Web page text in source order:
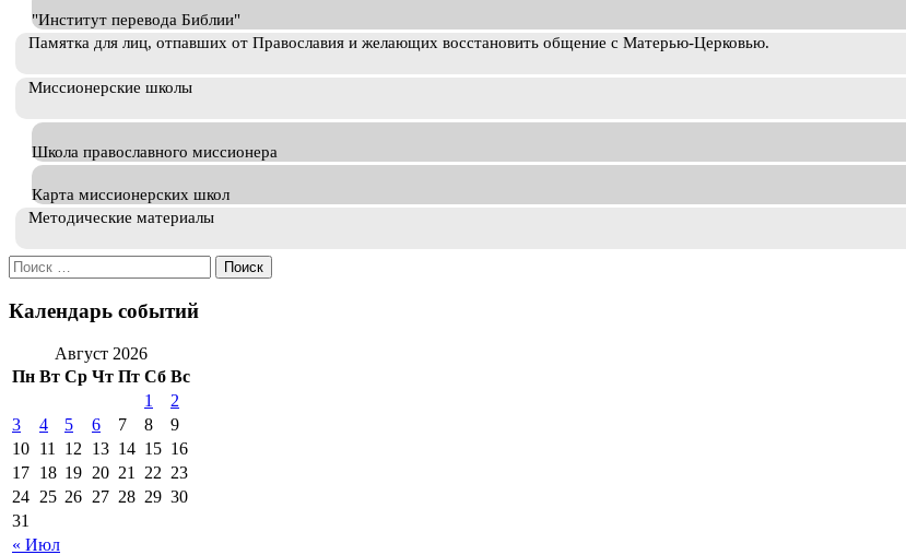
"Институт перевода Библии"
Памятка для лиц, отпавших от Православия и желающих восстановить общение с Матерью-Церковью.
Миссионерские школы
Школа православного миссионера
Карта миссионерских школ
Методические материалы
Искать:
Календарь событий
Август 2026
Пн Вт Ср Чт Пт Сб Вс
« Июл
1
2
3
4 5 6 7 8
9
10 11 12 13 14 15 16
17 18 19 20 21 22 23
24 25 26 27 28 29 30
31